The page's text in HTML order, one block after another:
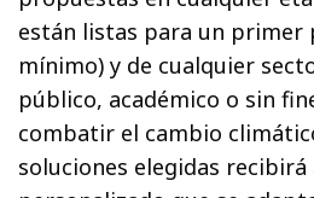
están listas para un primer
mínimo) y de cualquier
público, académico o sin
combatir el cambio
soluciones elegidas recibirá